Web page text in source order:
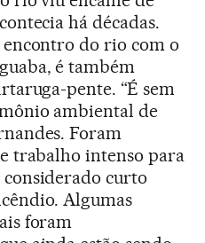
há décadas.
do rio com o
é também
pente. “É sem
ambiental de
Foram
trabalho intenso para
curto
Algumas
foram